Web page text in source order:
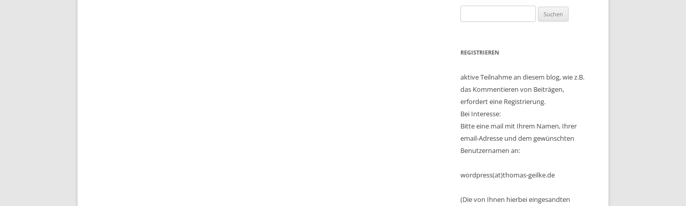
nach:
REGISTRIEREN
aktive Teilnahme an diesem blog, wie z.B.
das Kommentieren von Beiträgen,
erfordert eine Registrierung.
Bei Interesse:
Bitte eine mail mit Ihrem Namen, Ihrer
email-Adresse und dem gewünschten
Benutzernamen an:
wordpress(at)thomas-geilke.de
(Die von Ihnen hierbei eingesandten